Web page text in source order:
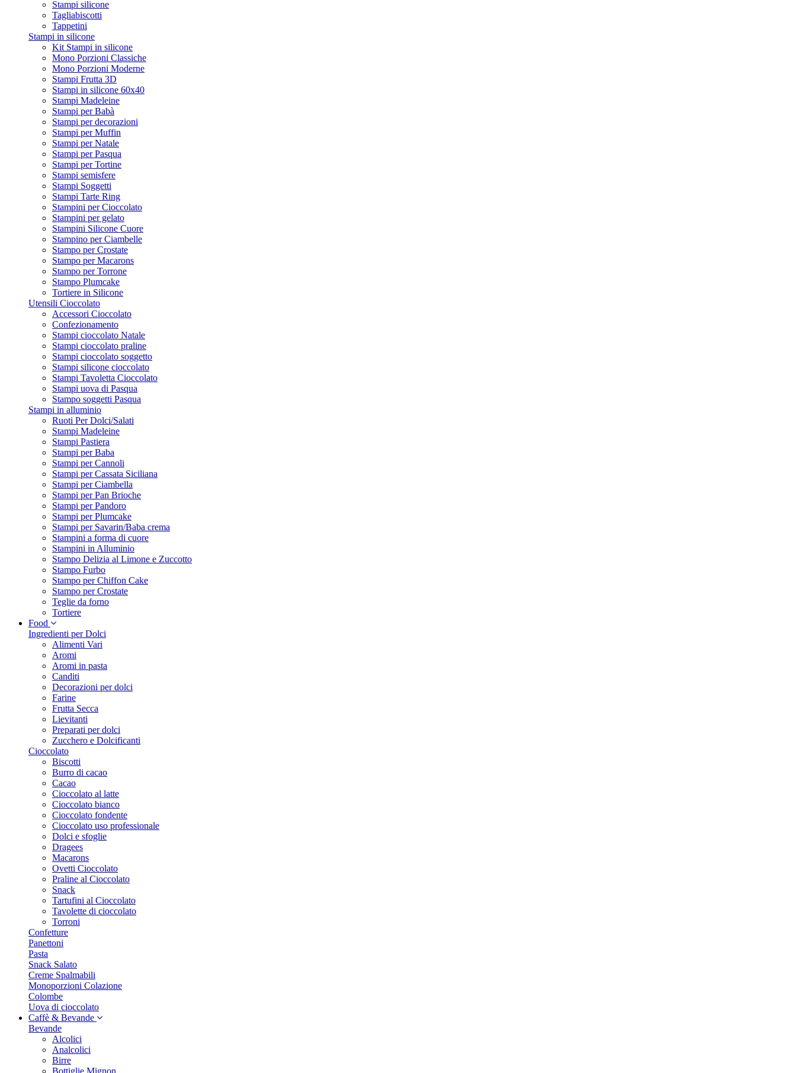
Stampi silicone
Tagliabiscotti
Tappetini
Stampi in silicone
Kit Stampi in silicone
Mono Porzioni Classiche
Mono Porzioni Moderne
Stampi Frutta 3D
Stampi in silicone 60x40
Stampi Madeleine
Stampi per Babà
Stampi per decorazioni
Stampi per Muffin
Stampi per Natale
Stampi per Pasqua
Stampi per Tortine
Stampi semisfere
Stampi Soggetti
Stampi Tarte Ring
Stampini per Cioccolato
Stampini per gelato
Stampini Silicone Cuore
Stampino per Ciambelle
Stampo per Crostate
Stampo per Macarons
Stampo per Torrone
Stampo Plumcake
Tortiere in Silicone
Utensili Cioccolato
Accessori Cioccolato
Confezionamento
Stampi cioccolato Natale
Stampi cioccolato praline
Stampi cioccolato soggetto
Stampi silicone cioccolato
Stampi Tavoletta Cioccolato
Stampi uova di Pasqua
Stampo soggetti Pasqua
Stampi in alluminio
Ruoti Per Dolci/Salati
Stampi Madeleine
Stampi Pastiera
Stampi per Baba
Stampi per Cannoli
Stampi per Cassata Siciliana
Stampi per Ciambella
Stampi per Pan Brioche
Stampi per Pandoro
Stampi per Plumcake
Stampi per Savarin/Baba crema
Stampini a forma di cuore
Stampini in Alluminio
Stampo Delizia al Limone e Zuccotto
Stampo Furbo
Stampo per Chiffon Cake
Stampo per Crostate
Teglie da forno
Tortiere
Food
Ingredienti per Dolci
Alimenti Vari
Aromi
Aromi in pasta
Canditi
Decorazioni per dolci
Farine
Frutta Secca
Lievitanti
Preparati per dolci
Zucchero e Dolcificanti
Cioccolato
Biscotti
Burro di cacao
Cacao
Cioccolato al latte
Cioccolato bianco
Cioccolato fondente
Cioccolato uso professionale
Dolci e sfoglie
Dragees
Macarons
Ovetti Cioccolato
Praline al Cioccolato
Snack
Tartufini al Cioccolato
Tavolette di cioccolato
Torroni
Confetture
Panettoni
Pasta
Snack Salato
Creme Spalmabili
Monoporzioni Colazione
Colombe
Uova di cioccolato
Caffè & Bevande
Bevande
Alcolici
Analcolici
Birre
Bottiglie Mignon